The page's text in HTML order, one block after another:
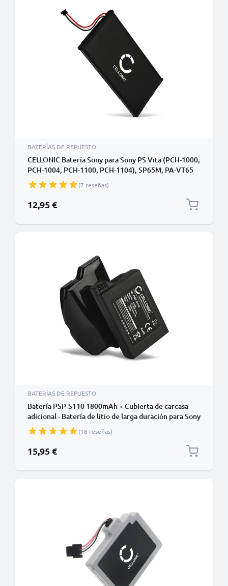
BATERÍAS DE REPUESTO
CELLONIC Batería Sony para Sony PS Vita (PCH-1000,
PCH-1004, PCH-1100, PCH-1104), SP65M, PA-VT65
2200mAh
(7 reseñas)
12,95 €
BATERÍAS DE REPUESTO
Batería PSP-S110 1800mAh + Cubierta de carcasa
adicional - Batería de litio de larga duración para Sony
PSP Slim & Lite (PSP-2000 / PSP-2004) / Sony PSP
Brite (PSP-3000 / PSP-3004)
(18 reseñas)
15,95 €